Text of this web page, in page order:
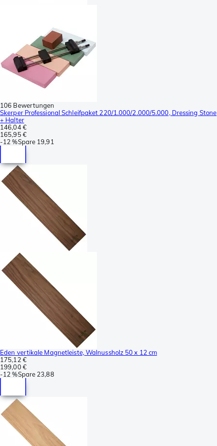
106 Bewertungen
Skerper Professional Schleifpaket 220/1.000/2.000/5.000, Dressing Stone
+ Halter
146,04 €
165,95 €
-12 %Spare 19,91
Eden vertikale Magnetleiste, Walnussholz 50 x 12 cm
175,12 €
199,00 €
-12 %Spare 23,88